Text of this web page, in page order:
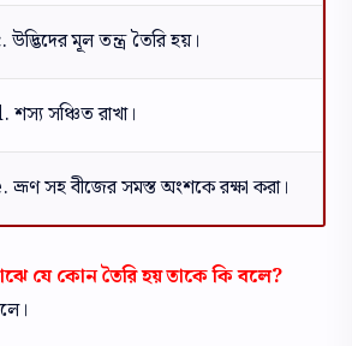
উদ্ভিদের মূল তন্ত্র তৈরি হয়।
শস্য সঞ্চিত রাখা।
ভ্রূণ সহ বীজের সমস্ত অংশকে রক্ষা করা।
যে কোন তৈরি হয় তাকে কি বলে?